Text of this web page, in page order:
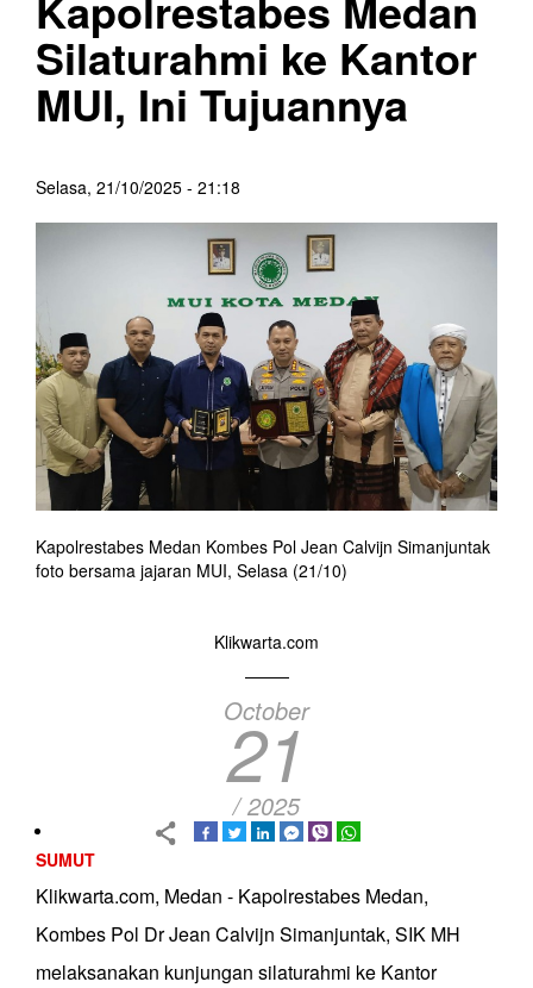
Silaturahmi ke Kantor
MUI, Ini Tujuannya
Selasa, 21/10/2025 - 21:18
Kapolrestabes Medan Kombes Pol Jean Calvijn Simanjuntak
foto bersama jajaran MUI, Selasa (21/10)
Klikwarta.com
October
21
/ 2025
SUMUT
Klikwarta.com, Medan - Kapolrestabes Medan,
Kombes Pol Dr Jean Calvijn Simanjuntak, SIK MH
melaksanakan kunjungan silaturahmi ke Kantor